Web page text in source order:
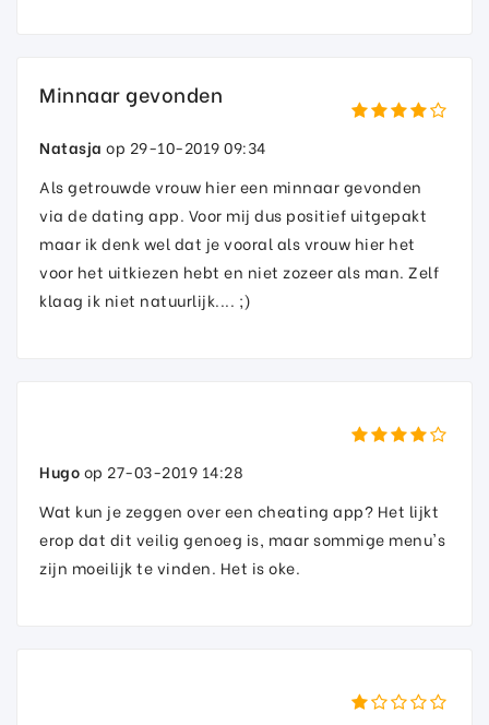
Minnaar gevonden
Natasja op 29-10-2019 09:34
Als getrouwde vrouw hier een minnaar gevonden
via de dating app. Voor mij dus positief uitgepakt
maar ik denk wel dat je vooral als vrouw hier het
voor het uitkiezen hebt en niet zozeer als man. Zelf
klaag ik niet natuurlijk.... ;)
Hugoop 27-03-2019 14:28
Wat kun je zeggen over een cheating app? Het lijkt
erop dat dit veilig genoeg is, maar sommige menu's
zijn moeilijk te vinden. Het is oke.